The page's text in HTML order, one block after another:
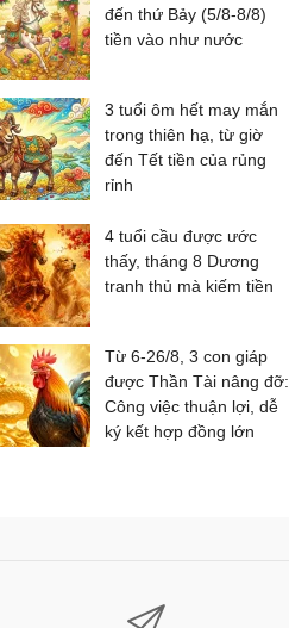
đến thứ Bảy (5/8-8/8)
tiền vào như nước
3 tuổi ôm hết may mắn
trong thiên hạ, từ giờ
đến Tết tiền của rủng
rỉnh
4 tuổi cầu được ước
thấy, tháng 8 Dương
tranh thủ mà kiếm tiền
Từ 6-26/8, 3 con giáp
được Thần Tài nâng đỡ:
Công việc thuận lợi, dễ
ký kết hợp đồng lớn